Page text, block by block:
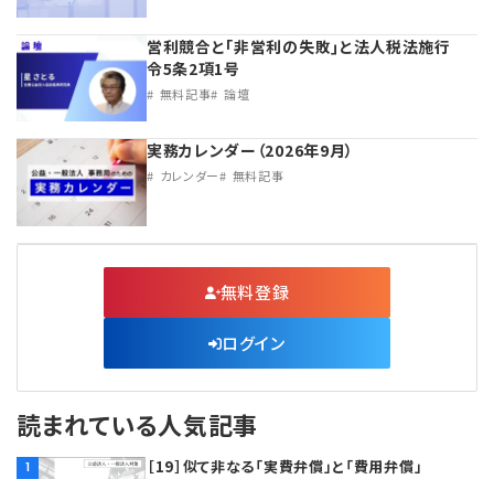
営利競合と｢非営利の失敗｣と法人税法施行
令5条2項1号
無料記事 論壇
実務カレンダー（2026年9月）
カレンダー 無料記事
無料登録
ログイン
読まれている人気記事
1 ［19］似て非なる「実費弁償」と「費用弁償」